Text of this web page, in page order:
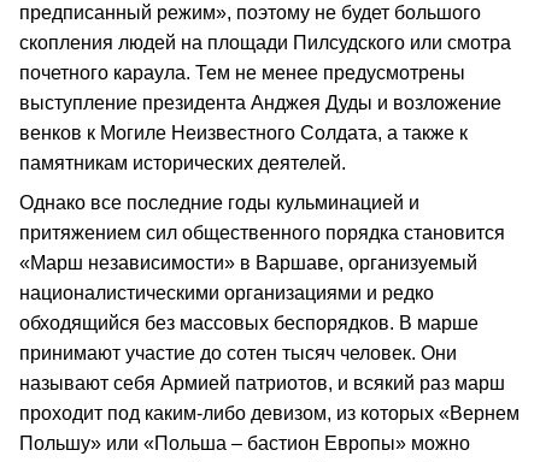
предписанный режим», поэтому не будет большого
скопления людей на площади Пилсудского или смотра
почетного караула. Тем не менее предусмотрены
выступление президента Анджея Дуды и возложение
венков к Могиле Неизвестного Солдата, а также к
памятникам исторических деятелей.
Однако все последние годы кульминацией и
притяжением сил общественного порядка становится
«Марш независимости» в Варшаве, организуемый
националистическими организациями и редко
обходящийся без массовых беспорядков. В марше
принимают участие до сотен тысяч человек. Они
называют себя Армией патриотов, и всякий раз марш
проходит под каким-либо девизом, из которых «Вернем
Польшу» или «Польша – бастион Европы» можно